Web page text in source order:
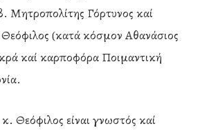
Μητροπολίτης Γόρτυνος καί
(κατά κόσμον Αθανάσιος
καί καρποφόρα Ποιμαντική
Θεόφιλος είναι γνωστός καί